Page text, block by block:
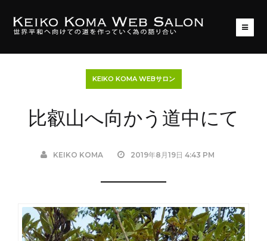
KEIKO KOMA WEBサロン
比叡山へ向かう道中にて
KEIKO KOMA 2019年8月19日 4:43 PM